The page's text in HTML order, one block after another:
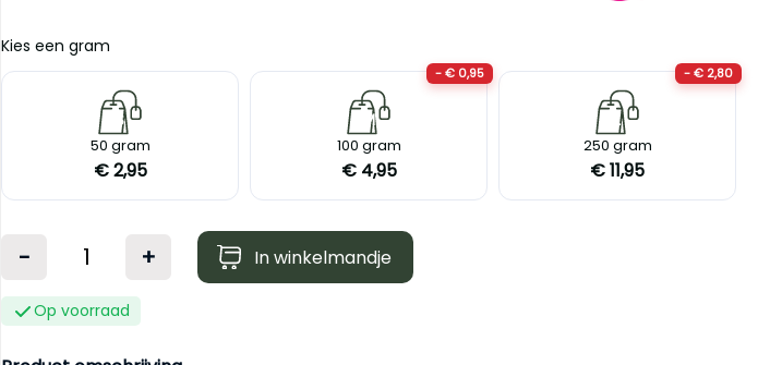
Kies een gram
S
50 gram
€ 2,95
- € 0,95
M
100 gram
€ 4,95
- € 2,80
L
250 gram
€ 11,95
- + In winkelmandje
Op voorraad